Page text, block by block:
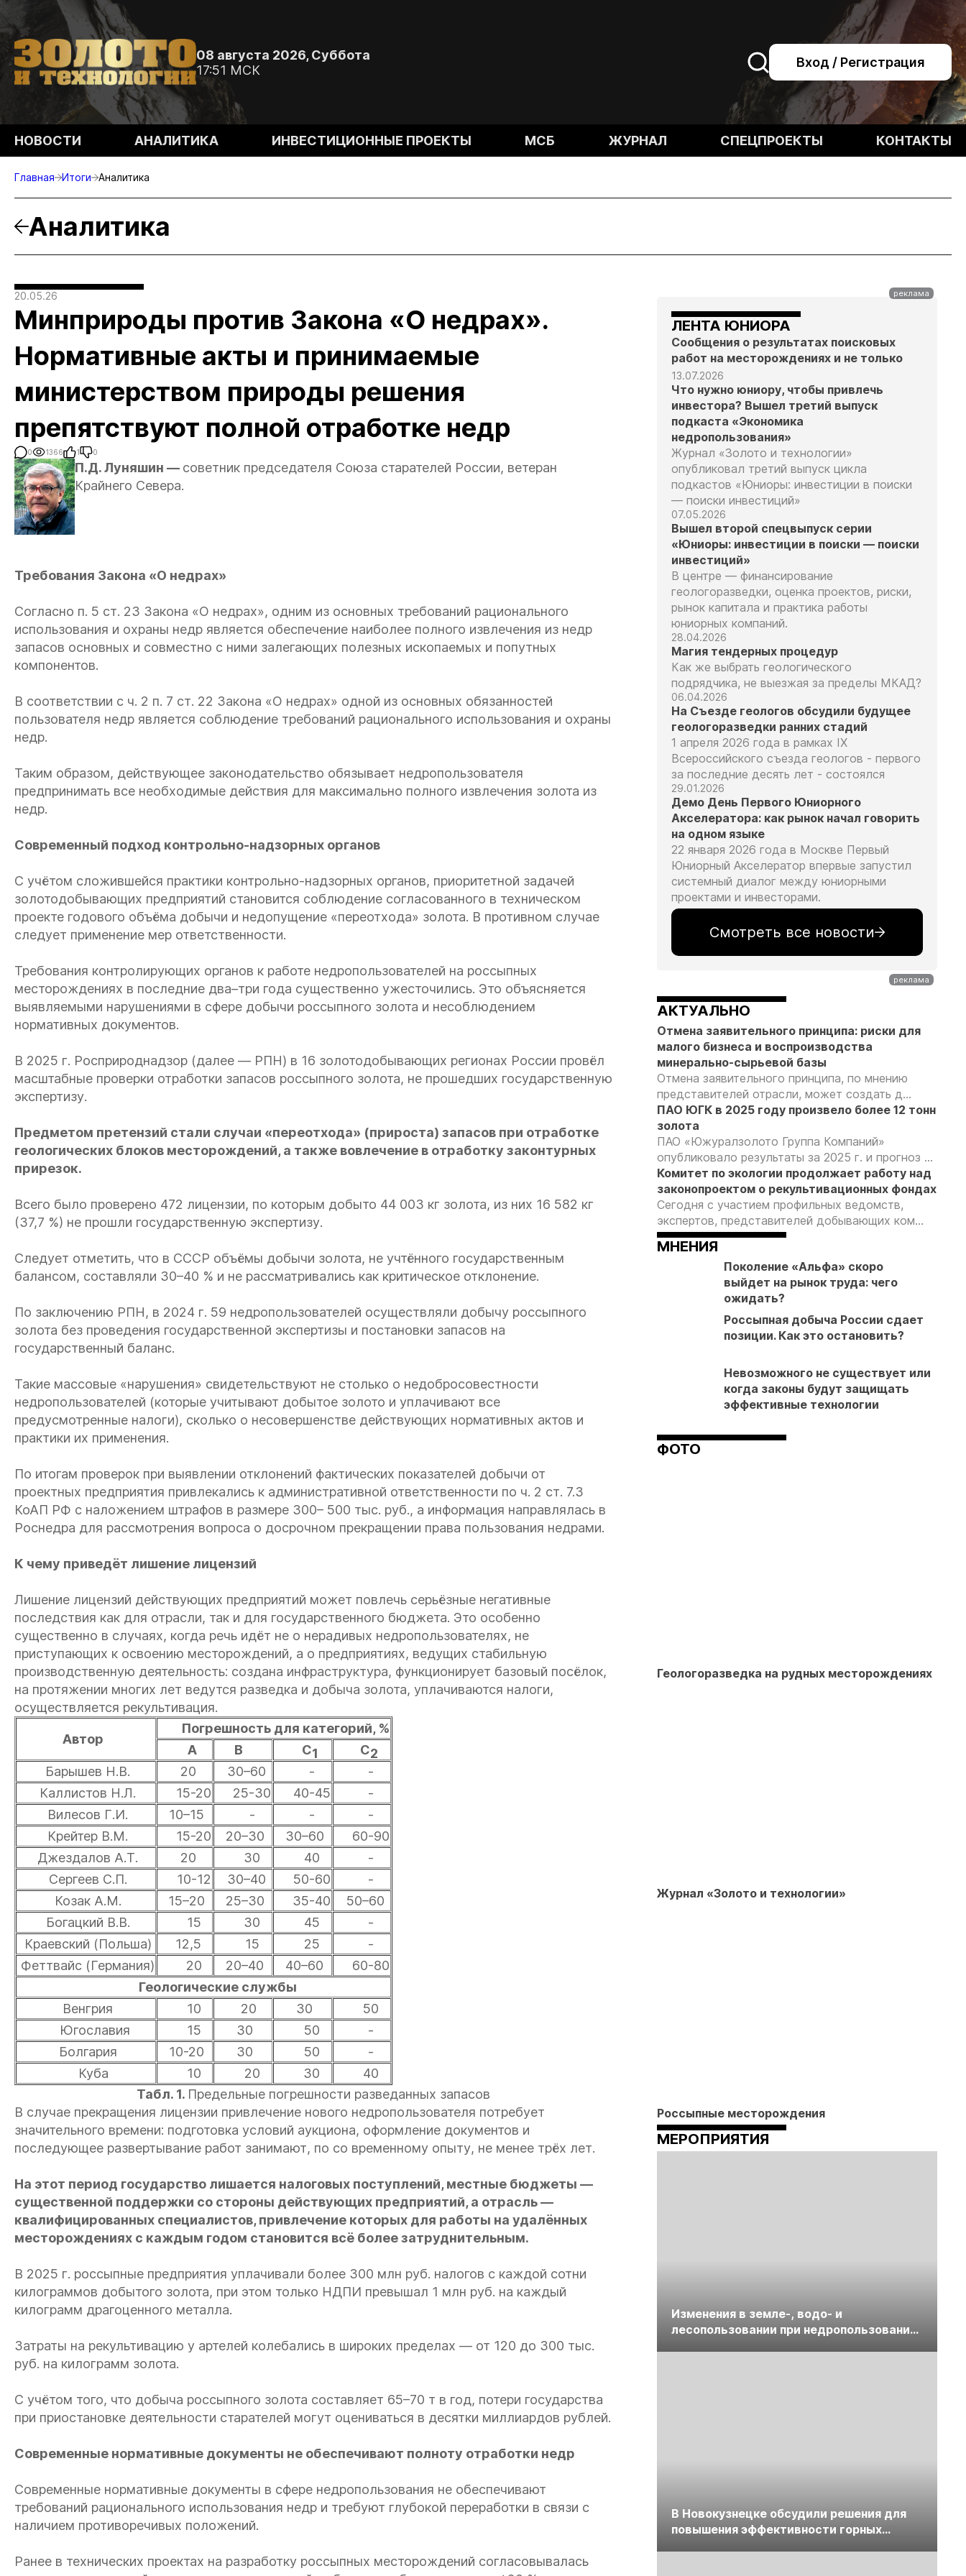
08 августа 2026, Суббота
17:51 МСК
Вход / Регистрация
НОВОСТИ АНАЛИТИКА ИНВЕСТИЦИОННЫЕ ПРОЕКТЫ МСБ ЖУРНАЛ СПЕЦПРОЕКТЫ КОНТАКТЫ
Главная Итоги Аналитика
Аналитика
20.05.26
Минприроды против Закона «О недрах».
Нормативные акты и принимаемые
министерством природы решения
препятствуют полной отработке недр
0 1366 1 0
П.Д. Луняшин — советник председателя Союза старателей России, ветеран
Крайнего Севера.
Требования Закона «О недрах»
Согласно п. 5 ст. 23 Закона «О недрах», одним из основных требований рационального
использования и охраны недр является обеспечение наиболее полного извлечения из недр
запасов основных и совместно с ними залегающих полезных ископаемых и попутных
компонентов.
В соответствии с ч. 2 п. 7 ст. 22 Закона «О недрах» одной из основных обязанностей
пользователя недр является соблюдение требований рационального использования и охраны
недр.
Таким образом, действующее законодательство обязывает недропользователя
предпринимать все необходимые действия для максимально полного извлечения золота из
недр.
Современный подход контрольно-надзорных органов
С учётом сложившейся практики контрольно-надзорных органов, приоритетной задачей
золотодобывающих предприятий становится соблюдение согласованного в техническом
проекте годового объёма добычи и недопущение «переотхода» золота. В противном случае
следует применение мер ответственности.
Требования контролирующих органов к работе недропользователей на россыпных
месторождениях в последние два–три года существенно ужесточились. Это объясняется
выявляемыми нарушениями в сфере добычи россыпного золота и несоблюдением
нормативных документов.
В 2025 г. Росприроднадзор (далее — РПН) в 16 золотодобывающих регионах России провёл
масштабные проверки отработки запасов россыпного золота, не прошедших государственную
экспертизу.
Предметом претензий стали случаи «переотхода» (прироста) запасов при отработке
геологических блоков месторождений, а также вовлечение в отработку законтурных
прирезок.
Всего было проверено 472 лицензии, по которым добыто 44 003 кг золота, из них 16 582 кг
(37,7 %) не прошли государственную экспертизу.
Следует отметить, что в СССР объёмы добычи золота, не учтённого государственным
балансом, составляли 30–40 % и не рассматривались как критическое отклонение.
По заключению РПН, в 2024 г. 59 недропользователей осуществляли добычу россыпного
золота без проведения государственной экспертизы и постановки запасов на
государственный баланс.
Такие массовые «нарушения» свидетельствуют не столько о недобросовестности
недропользователей (которые учитывают добытое золото и уплачивают все
предусмотренные налоги), сколько о несовершенстве действующих нормативных актов и
практики их применения.
По итогам проверок при выявлении отклонений фактических показателей добычи от
проектных предприятия привлекались к административной ответственности по ч. 2 ст. 7.3
КоАП РФ с наложением штрафов в размере 300– 500 тыс. руб., а информация направлялась в
Роснедра для рассмотрения вопроса о досрочном прекращении права пользования недрами.
К чему приведёт лишение лицензий
Лишение лицензий действующих предприятий может повлечь серьёзные негативные
последствия как для отрасли, так и для государственного бюджета. Это особенно
существенно в случаях, когда речь идёт не о нерадивых недропользователях, не
приступающих к освоению месторождений, а о предприятиях, ведущих стабильную
производственную деятельность: создана инфраструктура, функционирует базовый посёлок,
на протяжении многих лет ведутся разведка и добыча золота, уплачиваются налоги,
осуществляется рекультивация.
Автор
Погрешность для категорий, %
А
В С1 С2
Барышев Н.В.
20 30–60 -
-
Каллистов Н.Л.
15-20 25-30 40-45
-
Вилесов Г.И.
10–15 - -
-
Крейтер В.М.
15-20 20–30 30–60
60-90
Джездалов А.Т.
20 30 40
-
Сергеев С.П.
10-12 30–40 50-60
-
Козак А.М.
15–20 25–30 35-40
50–60
Богацкий В.В.
15 30 45
-
Краевский (Польша)
12,5 15 25
-
Феттвайс (Германия)
20 20–40 40–60
60-80
Геологические службы
Венгрия
10 20 30
50
Югославия
15 30 50
-
Болгария
10-20 30 50
-
Куба
10 20 30
40
Табл. 1. Предельные погрешности разведанных запасов
В случае прекращения лицензии привлечение нового недропользователя потребует
значительного времени: подготовка условий аукциона, оформление документов и
последующее развертывание работ занимают, по со временному опыту, не менее трёх лет.
На этот период государство лишается налоговых поступлений, местные бюджеты —
существенной поддержки со стороны действующих предприятий, а отрасль —
квалифицированных специалистов, привлечение которых для работы на удалённых
месторождениях с каждым годом становится всё более затруднительным.
В 2025 г. россыпные предприятия уплачивали более 300 млн руб. налогов с каждой сотни
килограммов добытого золота, при этом только НДПИ превышал 1 млн руб. на каждый
килограмм драгоценного металла.
Затраты на рекультивацию у артелей колебались в широких пределах — от 120 до 300 тыс.
руб. на килограмм золота.
С учётом того, что добыча россыпного золота составляет 65–70 т в год, потери государства
при приостановке деятельности старателей могут оцениваться в десятки миллиардов рублей.
Современные нормативные документы не обеспечивают полноту отработки недр
Современные нормативные документы в сфере недропользования не обеспечивают
требований рационального использования недр и требуют глубокой переработки в связи с
наличием противоречивых положений.
Ранее в технических проектах на разработку россыпных месторождений согласовывалась
ЛЕНТА ЮНИОРА
Сообщения о результатах поисковых
работ на месторождениях и не только
13.07.2026
Что нужно юниору, чтобы привлечь
инвестора? Вышел третий выпуск
подкаста «Экономика
недропользования»
Журнал «Золото и технологии»
опубликовал третий выпуск цикла
подкастов «Юниоры: инвестиции в поиски
— поиски инвестиций»
07.05.2026
Вышел второй спецвыпуск серии
«Юниоры: инвестиции в поиски — поиски
инвестиций»
В центре — финансирование
геологоразведки, оценка проектов, риски,
рынок капитала и практика работы
юниорных компаний.
28.04.2026
Магия тендерных процедур
Как же выбрать геологического
подрядчика, не выезжая за пределы МКАД?
06.04.2026
На Съезде геологов обсудили будущее
геологоразведки ранних стадий
1 апреля 2026 года в рамках IX
Всероссийского съезда геологов - первого
за последние десять лет - состоялся
29.01.2026
Демо День Первого Юниорного
Акселератора: как рынок начал говорить
на одном языке
22 января 2026 года в Москве Первый
Юниорный Акселератор впервые запустил
системный диалог между юниорными
проектами и инвесторами.
Смотреть все новости
АКТУАЛЬНО
Отмена заявительного принципа: риски для
малого бизнеса и воспроизводства
минерально-сырьевой базы
Отмена заявительного принципа, по мнению
представителей отрасли, может создать д...
ПАО ЮГК в 2025 году произвело более 12 тонн
золота
ПАО «Южуралзолото Группа Компаний»
опубликовало результаты за 2025 г. и прогноз ...
Комитет по экологии продолжает работу над
законопроектом о рекультивационных фондах
Сегодня с участием профильных ведомств,
экспертов, представителей добывающих ком...
МНЕНИЯ
Поколение «Альфа» скоро
выйдет на рынок труда: чего
ожидать?
Россыпная добыча России сдает
позиции. Как это остановить?
Невозможного не существует или
когда законы будут защищать
эффективные технологии
ФОТО
Геологоразведка на рудных месторождениях
Журнал «Золото и технологии»
Россыпные месторождения
МЕРОПРИЯТИЯ
Изменения в земле-, водо- и
лесопользовании при недропользовании
В Новокузнецке обсудили решения для
повышения эффективности горных